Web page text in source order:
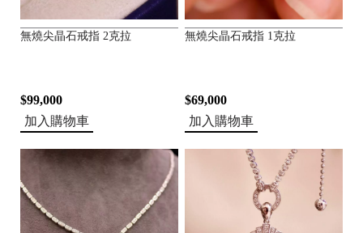
無燒尖晶石戒指 2克拉
$99,000
加入購物車
無燒尖晶石戒指 1克拉
$69,000
加入購物車